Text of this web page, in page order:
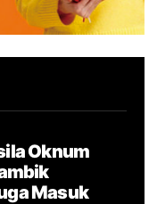
Oknum
Masuk